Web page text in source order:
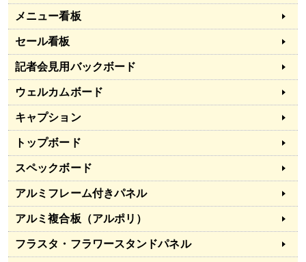
メニュー看板
セール看板
記者会見用バックボード
ウェルカムボード
キャプション
トップボード
スペックボード
アルミフレーム付きパネル
アルミ複合板（アルポリ）
フラスタ・フラワースタンドパネル